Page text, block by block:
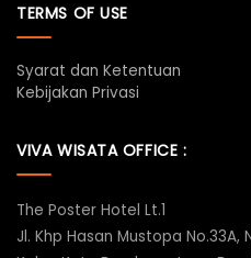
TERMS OF USE
Syarat dan Ketentuan
Kebijakan Privasi
VIVA WISATA OFFICE :
The Poster Hotel Lt.1
Jl. Khp Hasan Mustopa No.33A,